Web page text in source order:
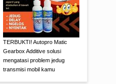
TERBUKTI! Autopro Matic
Gearbox Additive solusi
mengatasi problem jedug
transmisi mobil kamu